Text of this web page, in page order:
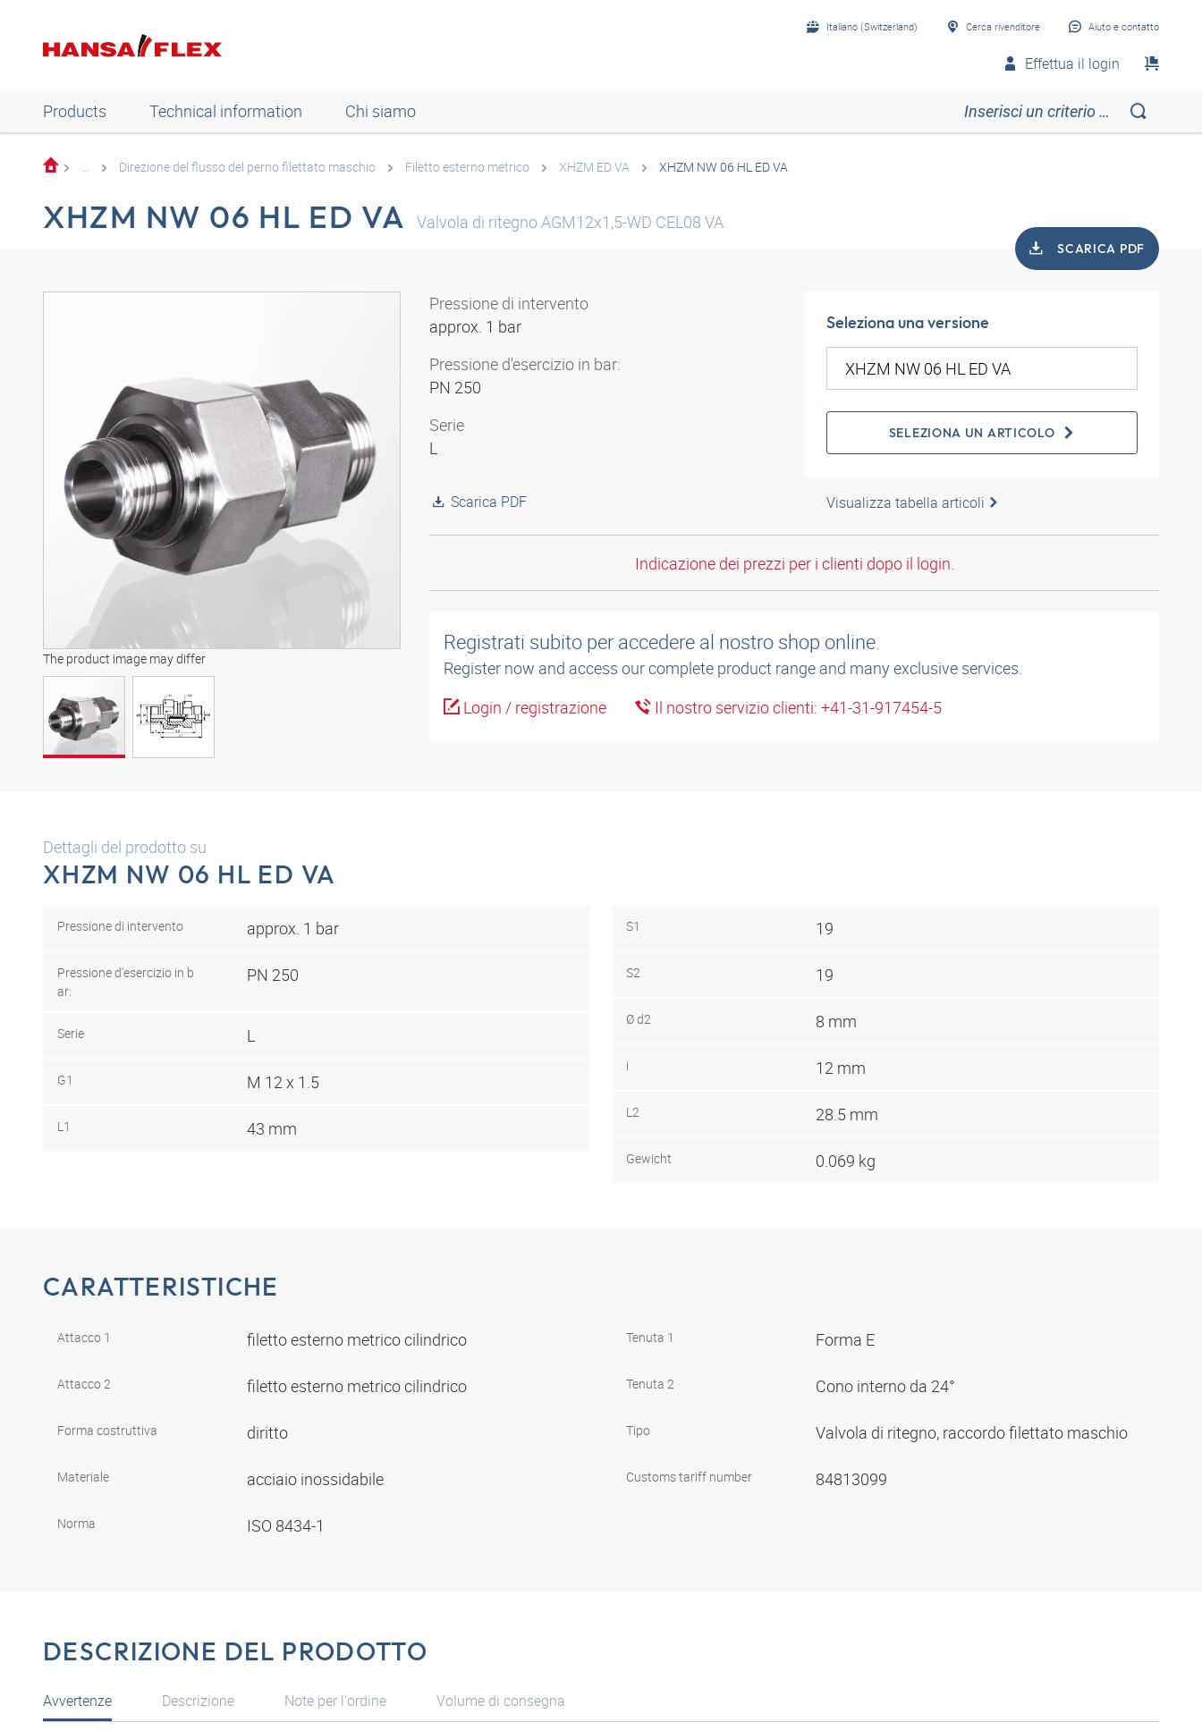
Italiano (Switzerland) Cerca rivenditore Aiuto e contatto
Effettua il login
Products Technical information Chi siamo
... Direzione del flusso del perno filettato maschio Filetto esterno metrico XHZM ED VA XHZM NW 06 HL ED VA
XHZM NW 06 HL ED VA Valvola di ritegno AGM12x1,5-WD CEL08 VA
SCARICA PDF
The product image may differ
Pressione di intervento
approx. 1 bar
Pressione d'esercizio in bar:
PN 250
Serie
L
Scarica PDF
Seleziona una versione
SELEZIONA UN ARTICOLO
Visualizza tabella articoli
Indicazione dei prezzi per i clienti dopo il login.
Registrati subito per accedere al nostro shop online.
Register now and access our complete product range and many exclusive services.
Login / registrazione
Il nostro servizio clienti: +41-31-917454-5
Dettagli del prodotto su
XHZM NW 06 HL ED VA
Pressione di intervento approx. 1 bar
Pressione d'esercizio in b
ar:
PN 250
Serie L
G1 M 12 x 1.5
L1 43 mm
S1 19
S2 19
Ø d2 8 mm
i 12 mm
L2 28.5 mm
Gewicht 0.069 kg
CARATTERISTICHE
Attacco 1 filetto esterno metrico cilindrico
Attacco 2 filetto esterno metrico cilindrico
Forma costruttiva diritto
Materiale acciaio inossidabile
Norma ISO 8434-1
Tenuta 1 Forma E
Tenuta 2 Cono interno da 24°
Tipo Valvola di ritegno, raccordo filettato maschio
Customs tariff number 84813099
DESCRIZIONE DEL PRODOTTO
Avvertenze Descrizione Note per l'ordine Volume di consegna